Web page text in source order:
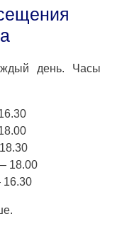
день. Часы
18.00
16.30